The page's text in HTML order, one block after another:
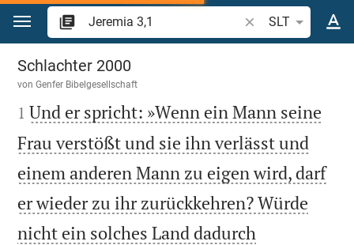
Zum Inhalt springen
Bibelstelle oder
SLT
Jeremia 3
Schlachter 2000
vonGenfer Bibelgesellschaft

1 Und er spricht: »Wenn ein Mann seine
Frau verstößt und sie ihn verlässt und
einem anderen Mann zu eigen wird, darf
er wieder zu ihr zurückkehren? Würde
nicht ein solches Land dadurch